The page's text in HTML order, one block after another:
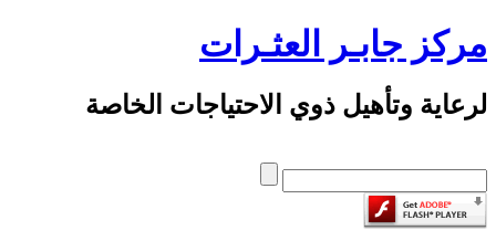
مركز جابـر العثـرات
لرعاية وتأهيل ذوي الاحتياجات الخاصة